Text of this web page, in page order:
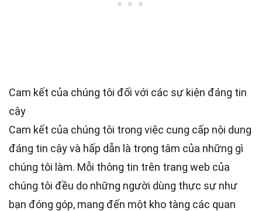
Cam kết của chúng tôi đối với các sự kiện đáng tin
cậy
Cam kết của chúng tôi trong việc cung cấp nội dung
đáng tin cậy và hấp dẫn là trọng tâm của những gì
chúng tôi làm. Mỗi thông tin trên trang web của
chúng tôi đều do những người dùng thực sự như
bạn đóng góp, mang đến một kho tàng các quan